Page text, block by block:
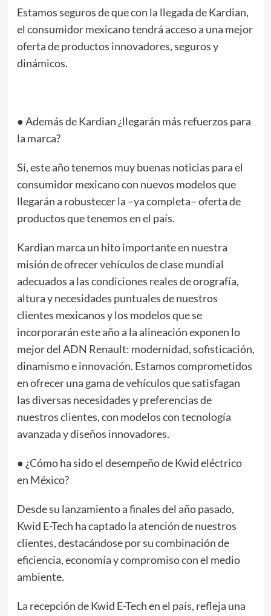
Estamos seguros de que con la llegada de Kardian,
el consumidor mexicano tendrá acceso a una mejor
oferta de productos innovadores, seguros y
dinámicos.
● Además de Kardian ¿llegarán más refuerzos para
la marca?
Sí, este año tenemos muy buenas noticias para el
consumidor mexicano con nuevos modelos que
llegarán a robustecer la –ya completa– oferta de
productos que tenemos en el país.
Kardian marca un hito importante en nuestra
misión de ofrecer vehículos de clase mundial
adecuados a las condiciones reales de orografía,
altura y necesidades puntuales de nuestros
clientes mexicanos y los modelos que se
incorporarán este año a la alineación exponen lo
mejor del ADN Renault: modernidad, sofisticación,
dinamismo e innovación. Estamos comprometidos
en ofrecer una gama de vehículos que satisfagan
las diversas necesidades y preferencias de
nuestros clientes, con modelos con tecnología
avanzada y diseños innovadores.
● ¿Cómo ha sido el desempeño de Kwid eléctrico
en México?
Desde su lanzamiento a finales del año pasado,
Kwid E-Tech ha captado la atención de nuestros
clientes, destacándose por su combinación de
eficiencia, economía y compromiso con el medio
ambiente.
La recepción de Kwid E-Tech en el país, refleja una